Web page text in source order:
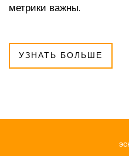
метрики важны.
УЗНАТЬ БОЛЬШЕ